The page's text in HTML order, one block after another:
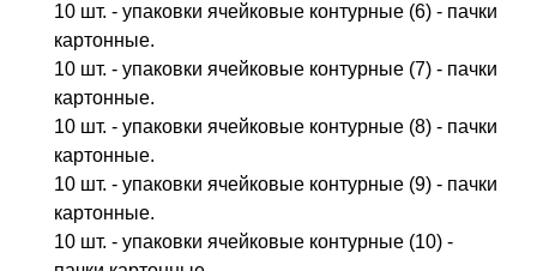
10 шт. - упаковки ячейковые контурные (6) - пачки
картонные.
10 шт. - упаковки ячейковые контурные (7) - пачки
картонные.
10 шт. - упаковки ячейковые контурные (8) - пачки
картонные.
10 шт. - упаковки ячейковые контурные (9) - пачки
картонные.
10 шт. - упаковки ячейковые контурные (10) -